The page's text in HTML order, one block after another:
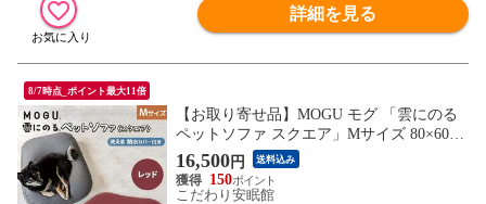
詳細を見る
8/7時点_ポイント最大11倍
【お取り寄せ品】MOGU モグ 「雲にのる
ペットソファ スクエア」Mサイズ 80×60×2
0cm パウダービーズ クッション 本体 カバ
ー付 正規品 防水 日本製 座布団 クッショ
ン ペット 犬 猫 ペットベッド 無地 やわら
16,500円 送料込み
150
こだわり安眠館